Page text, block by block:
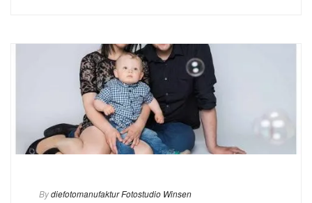
Bydiefotomanufaktur Fotostudio Winsen